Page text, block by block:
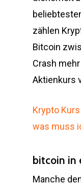
zählen
Bitcoin
Crash
Aktienkurs
Krypto
was muss
bitcoin in
Manche